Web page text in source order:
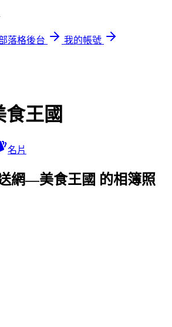
落格後台
我的帳號
食王國
名片
網—美食王國 的相簿照